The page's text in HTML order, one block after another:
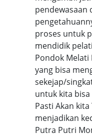
pendewasaan
proses untuk
mendidik
Pondok Melati
yang bisa
sekejap/
untuk kita
Pasti Akan
menjadikan
Putra Putri